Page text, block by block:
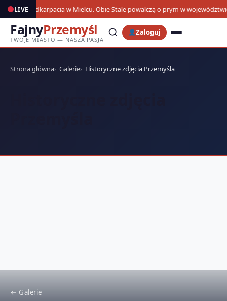
LIVE
Derby Podkarpacia w Mielcu. Obie Stale powalczą o prym w
FajnyPrzemyśl
TWOJE MIASTO — NASZA PASJA
Zaloguj
Strona główna Galerie Historyczne zdjęcia Przemyśla
← Galerie